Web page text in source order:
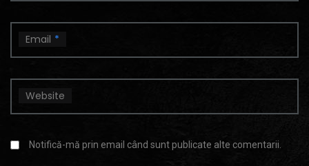
Email *
Website
Notifică-mă prin email când sunt publicate alte comentarii.